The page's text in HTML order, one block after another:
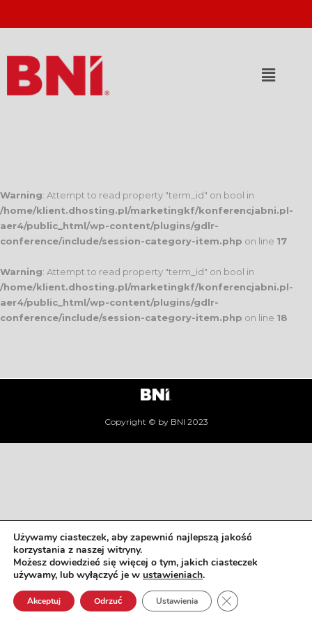
Warning: Attempt to read property "term_id" on bool in
/home/klient.dhosting.pl/marketingkf/konferencjabni.pl-
aer4/public_html/wp-content/plugins/gdlr-
conference/include/session-category-item.php on line 17
Warning: Attempt to read property "term_id" on bool in
/home/klient.dhosting.pl/marketingkf/konferencjabni.pl-
aer4/public_html/wp-content/plugins/gdlr-
conference/include/session-category-item.php on line 18
Copyright © by BNI 2023
Używamy ciasteczek, aby zapewnić najlepszą jakość
korzystania z naszej witryny.
Możesz dowiedzieć się więcej o tym, jakich ciasteczek
używamy, lub wyłączyć je w ustawieniach.
Akceptuj Odrzuć Ustawienia Zamknij panel